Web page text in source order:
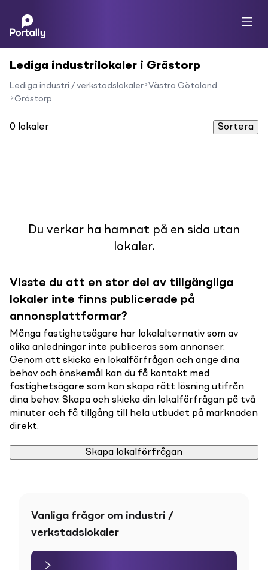
Lediga industrilokaler i Grästorp
Lediga industri / verkstadslokaler Västra Götaland
Grästorp
0 lokaler Sortera
Du verkar ha hamnat på en sida utan
lokaler.
Visste du att en stor del av tillgängliga
lokaler inte finns publicerade på
annonsplattformar?
Många fastighetsägare har lokalalternativ som av
olika anledningar inte publiceras som annonser.
Genom att skicka en lokalförfrågan och ange dina
behov och önskemål kan du få kontakt med
fastighetsägare som kan skapa rätt lösning utifrån
dina behov. Skapa och skicka din lokalförfrågan på två
minuter och få tillgång till hela utbudet på marknaden
direkt.
Skapa lokalförfrågan
Vanliga frågor om industri /
verkstadslokaler